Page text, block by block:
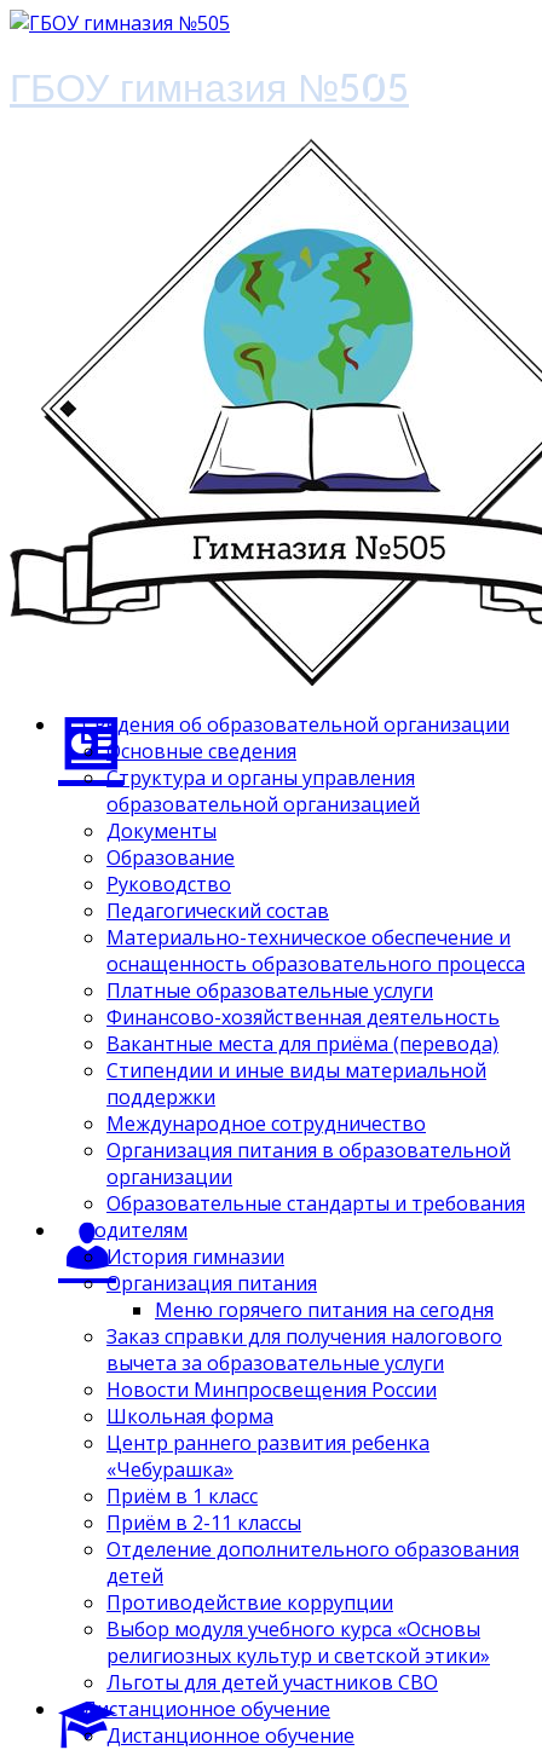
ГБОУ гимназия №505
Сведения об образовательной организации
Основные сведения
Структура и органы управления
образовательной организацией
Документы
Образование
Руководство
Педагогический состав
Материально-техническое обеспечение и
оснащенность образовательного процесса
Платные образовательные услуги
Финансово-хозяйственная деятельность
Вакантные места для приёма (перевода)
Стипендии и иные виды материальной
поддержки
Международное сотрудничество
Организация питания в образовательной
организации
Образовательные стандарты и требования
Родителям
История гимназии
Организация питания
Меню горячего питания на сегодня
Заказ справки для получения налогового
вычета за образовательные услуги
Новости Минпросвещения России
Школьная форма
Центр раннего развития ребенка
«Чебурашка»
Приём в 1 класс
Приём в 2-11 классы
Отделение дополнительного образования
детей
Противодействие коррупции
Выбор модуля учебного курса «Основы
религиозных культур и светской этики»
Льготы для детей участников СВО
Дистанционное обучение
Дистанционное обучение